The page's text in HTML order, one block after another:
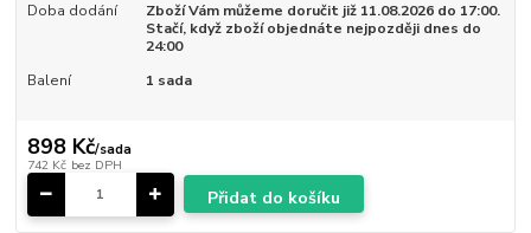
Doba dodání
Zboží Vám můžeme doručit již 11.08.2026 do 17:00.
Stačí, když zboží objednáte nejpozději dnes do
24:00
Balení
1 sada
898 Kč/sada
742 Kč bez DPH
Přidat do košíku